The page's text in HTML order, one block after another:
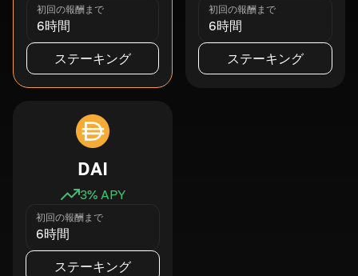
初回の報酬まで
6時間
ステーキング
初回の報酬まで
6時間
ステーキング
DAI
3% APY
初回の報酬まで
6時間
ステーキング